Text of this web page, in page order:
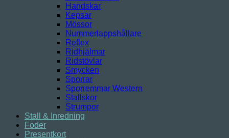
Handskar
Kepsar
Mössor
Nummerlappshållare
Reflex
Ridhjälmar
Ridstövlar
Smycken
Sporrar
Sporremmar Western
Stallskor
Strumpor
Stall & Inredning
Foder
Presentkort